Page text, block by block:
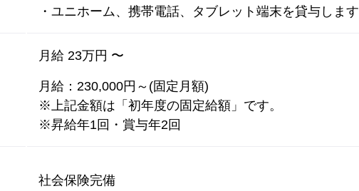
・ユニホーム、携帯電話、タブレット端末を貸与します
月給 23万円 〜
月給：230,000円～(固定月額)
※上記金額は「初年度の固定給額」です。
※昇給年1回・賞与年2回
社会保険完備